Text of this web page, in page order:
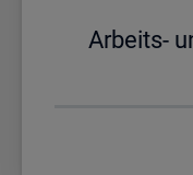
Ar­beits-